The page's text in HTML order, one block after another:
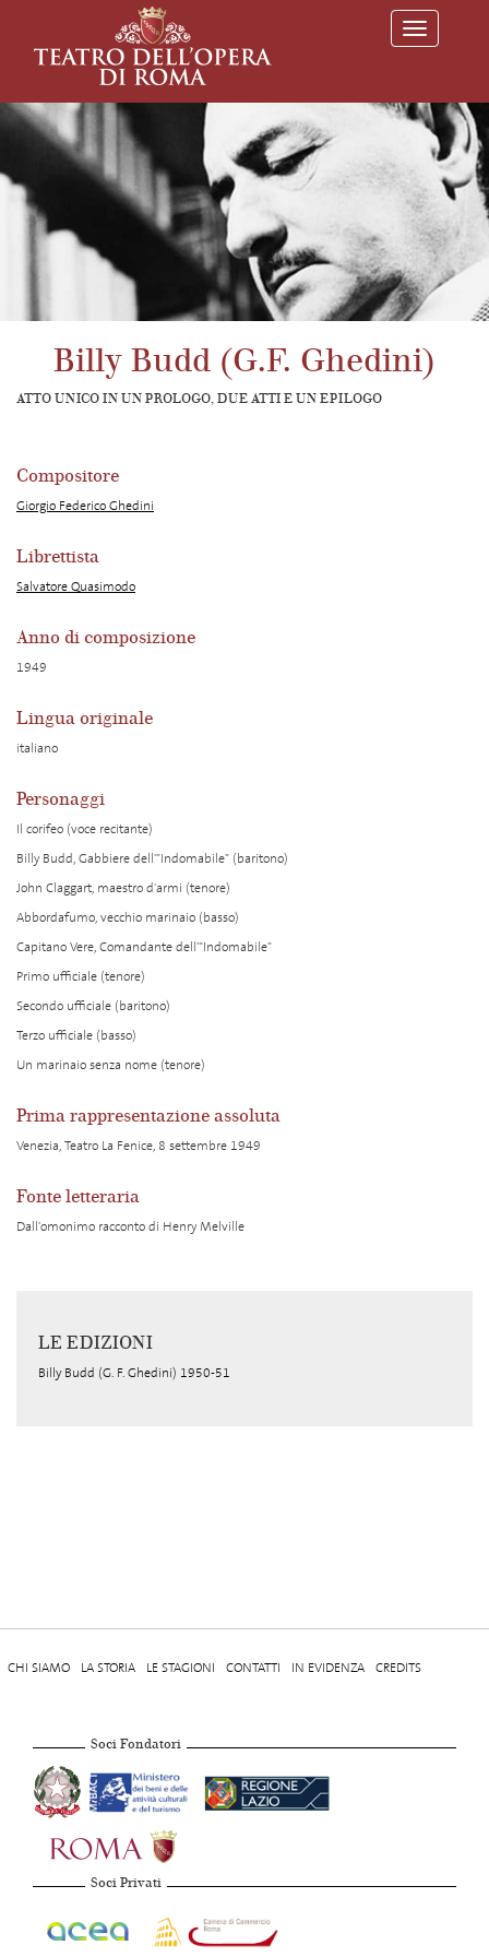
T
o
l
e
g
a
i
o
n
Billy Budd (G.F. Ghedini)
ATTO UNICO IN UN PROLOGO, DUE ATTI E UN EPILOGO
Compositore
Giorgio Federico Ghedini
Librettista
Salvatore Quasimodo
Anno di composizione
1949
Lingua originale
italiano
Personaggi
Il corifeo (voce recitante)
Billy Budd, Gabbiere dell'"Indomabile" (baritono)
John Claggart, maestro d'armi (tenore)
Abbordafumo, vecchio marinaio (basso)
Capitano Vere, Comandante dell'"Indomabile"
Primo ufficiale (tenore)
Secondo ufficiale (baritono)
Terzo ufficiale (basso)
Un marinaio senza nome (tenore)
Prima rappresentazione assoluta
Venezia, Teatro La Fenice, 8 settembre 1949
Fonte letteraria
Dall'omonimo racconto di Henry Melville
LE EDIZIONI
Billy Budd (G. F. Ghedini) 1950-51
CHI SIAMO LA STORIA LE STAGIONI CONTATTI IN EVIDENZA CREDITS
Soci Fondatori
Soci Privati